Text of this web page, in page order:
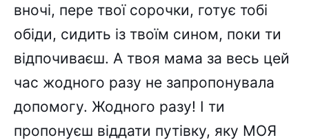
вночі, пере твої сорочки, готує тобі
обіди, сидить із твоїм сином, поки ти
відпочиваєш. А твоя мама за весь цей
час жодного разу не запропонувала
допомогу. Жодного разу! І ти
пропонуєш віддати путівку, яку МОЯ